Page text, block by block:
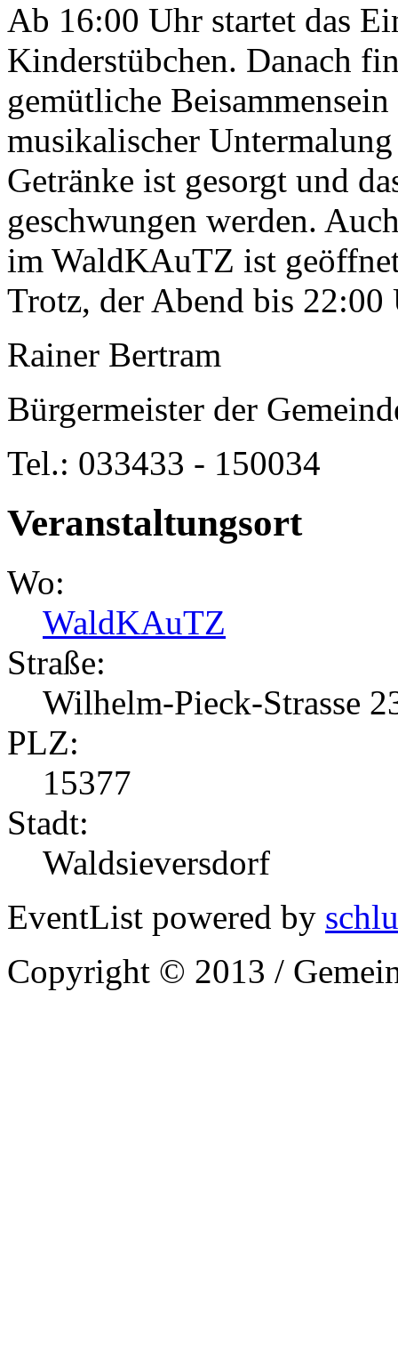
Ab 16:00 Uhr startet das
Kinderstübchen. Danach
gemütliche
musikalischer
Getränke ist gesorgt und
geschwungen werden.
im WaldKAuTZ ist
Trotz, der Abend bis
Rainer Bertram
Bürgermeister der
Tel.: 033433 - 150034
Veranstaltungsort
Wo:
WaldKAuTZ
Straße:
Wilhelm-Pieck-Strasse
PLZ:
15377
Stadt:
Waldsieversdorf
EventList powered by
Copyright © 2013 /